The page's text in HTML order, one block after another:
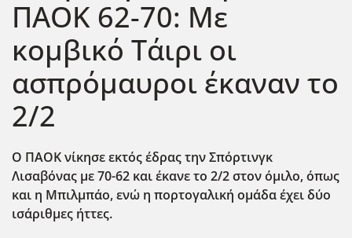
ΠΑΟΚ 62-70: Με
κομβικό Τάιρι οι
ασπρόμαυροι έκαναν το
2/2
Ο ΠΑΟΚ νίκησε εκτός έδρας την Σπόρτινγκ
Λισαβόνας με 70-62 και έκανε το 2/2 στον όμιλο, όπως
και η Μπιλμπάο, ενώ η πορτογαλική ομάδα έχει δύο
ισάριθμες ήττες.